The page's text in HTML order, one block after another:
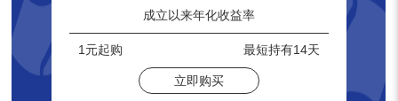
成立以来年化收益率
1元起购 最短持有14天
立即购买